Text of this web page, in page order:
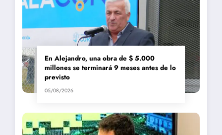
En Alejandro, una obra de $ 5.000
millones se terminará 9 meses antes de lo
previsto
05/08/2026